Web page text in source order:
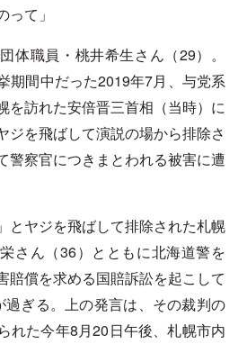
て」
体職員・桃井希生さん（29）。
期間中だった2019年7月、与党系
を訪れた安倍晋三首相（当時）に
ジを飛ばして演説の場から排除さ
警察官につきまとわれる被害に遭
とヤジを飛ばして排除された札幌
さん（36）とともに北海道警を
賠償を求める国賠訴訟を起こして
ぎる。上の発言は、その裁判の
れた今年8月20日午後、札幌市内